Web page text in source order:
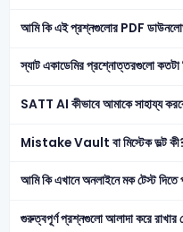
আমি কি এই প্রশ্নগুলোর PDF
স্যাট একাডেমির প্রশ্নোত্তরগুলো কতটা
SATT AI কীভাবে আমাকে সাহায্য
Mistake Vault বা মিস্টেক ভল্ট
আমি কি এখানে অনলাইনে মক টেস্ট দিতে
গুরুত্বপূর্ণ প্রশ্নগুলো আলাদা করে